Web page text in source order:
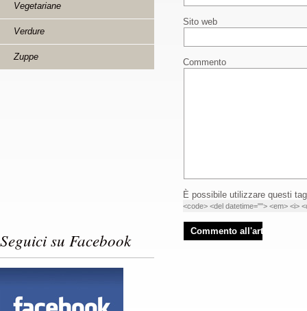
Vegetariane
Verdure
Zuppe
Seguici su Facebook
Sito web
Commento
È possibile utilizzare questi
<code> <del datetime=""> <em> <i>